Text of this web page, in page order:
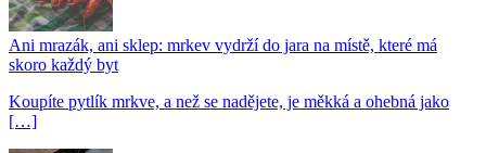
Ani mrazák, ani sklep: mrkev vydrží do jara na místě, které má
skoro každý byt
Koupíte pytlík mrkve, a než se nadějete, je měkká a ohebná jako
[…]